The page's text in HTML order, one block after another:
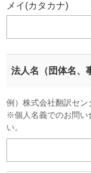
メイ(カタカナ)
法人名（団体名、
例）株式会社翻訳セン
※個人名義でのお問い
い。